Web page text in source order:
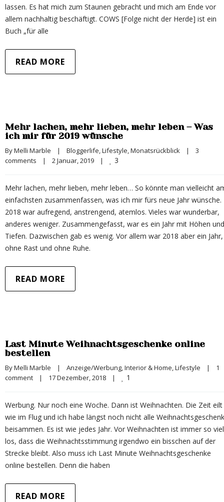
lassen. Es hat mich zum Staunen gebracht und mich am Ende vor
allem nachhaltig beschäftigt. COWS [Folge nicht der Herde] ist ein
Buch „für alle
READ MORE
Mehr lachen, mehr lieben, mehr leben – Was
ich mir für 2019 wünsche
By Melli Marble | Bloggerlife, Lifestyle, Monatsrückblick |
3
comments
| 2 Januar, 2019 | 3
Mehr lachen, mehr lieben, mehr leben… So könnte man vielleicht
einfachsten zusammenfassen, was ich mir fürs neue Jahr wünsche.
2018 war aufregend, anstrengend, atemlos. Vieles war wunderbar,
anderes weniger. Zusammengefasst, war es ein Jahr mit Höhen und
Tiefen. Dazwischen gab es wenig. Vor allem war 2018 aber ein Jahr,
ohne Rast und ohne Ruhe.
READ MORE
Last Minute Weihnachtsgeschenke online
bestellen
By Melli Marble | Anzeige/Werbung, Interior & Home, Lifestyle |
1
comment
| 17 Dezember, 2018 | 1
Werbung. Nur noch eine Woche. Dann ist Weihnachten. Die Zeit eilt
wie im Flug und ich habe längst noch nicht alle
beisammen. Es ist wie jedes Jahr. Vor Weihnachten ist immer so viel
los, dass die Weihnachtsstimmung irgendwo ein bisschen auf der
Strecke bleibt. Also muss ich Last Minute Weihnachtsgeschenke
online bestellen. Denn die haben
READ MORE